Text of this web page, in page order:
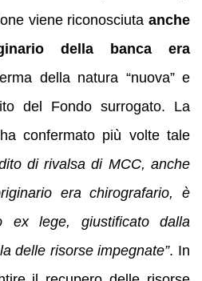
viene riconosciuta anche
della banca era
della natura “nuova” e
del Fondo surrogato. La
confermato più volte tale
di rivalsa di MCC, anche
era chirografario, è
ex lege, giustificato dalla
delle risorse impegnate”. In